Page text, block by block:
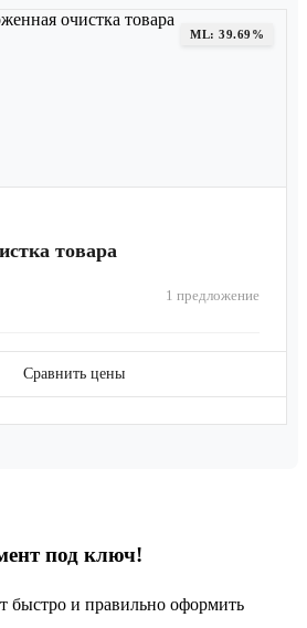
ML: 39.69%
товара
1 предложение
Сравнить цены
под ключ!
быстро и правильно оформить